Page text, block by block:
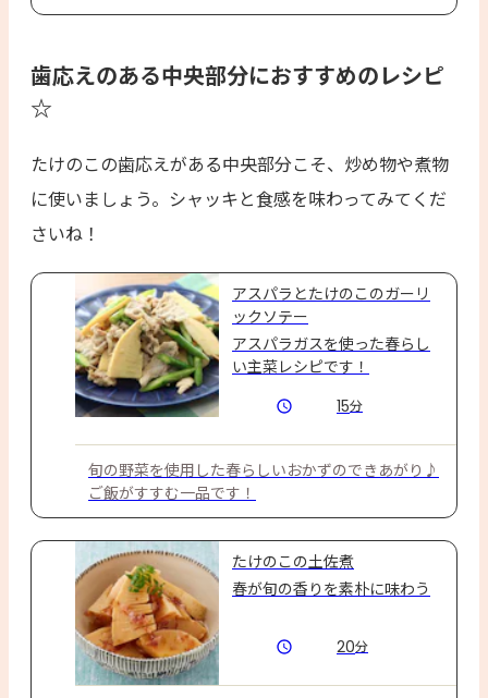
歯応えのある中央部分におすすめのレシピ
☆
たけのこの歯応えがある中央部分こそ、炒め物や煮物
に使いましょう。シャッキと食感を味わってみてくだ
さいね！
アスパラとたけのこのガーリ
ックソテー
アスパラガスを使った春らし
い主菜レシピです！
15分
旬の野菜を使用した春らしいおかずのできあがり♪
ご飯がすすむ一品です！
たけのこの土佐煮
春が旬の香りを素朴に味わう
20分